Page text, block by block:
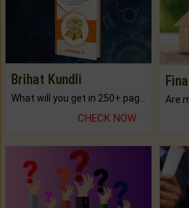
Brihat Kundli
CHECK NOW